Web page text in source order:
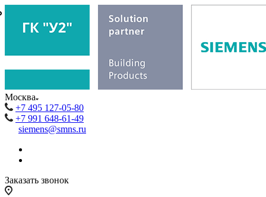
Москва
+7 495 127-05-80
+7 991 648-61-49
siemens@smns.ru
Заказать звонок